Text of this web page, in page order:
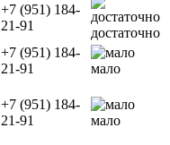
+7 (951) 184-
21-91
достаточно
+7 (951) 184-
21-91
мало
+7 (951) 184-
21-91
мало